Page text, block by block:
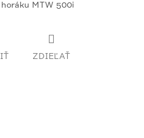
MTW 500i
ZDIEĽAŤ